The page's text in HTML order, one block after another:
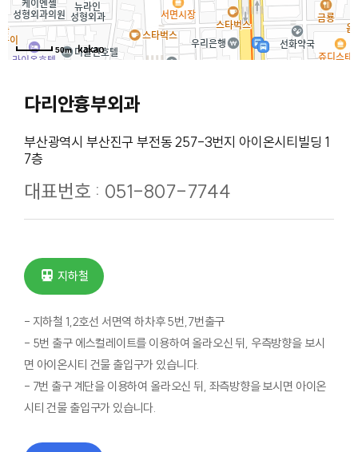
50m
다리안흉부외과
부산광역시 부산진구 부전동 257-3번지 아이온시티빌딩 1
7층
대표번호 : 051-807-7744
지하철
- 지하철 1,2호선 서면역 하차후 5번,7번출구
- 5번 출구 에스컬레이트를 이용하여 올라오신 뒤, 우측방향을 보시
면 아이온시티 건물 출입구가 있습니다.
- 7번 출구 계단을 이용하여 올라오신 뒤, 좌측방향을 보시면 아이온
시티 건물 출입구가 있습니다.